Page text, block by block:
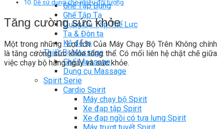
Ghế Tập Bụng
Ghế Tập Tạ
Dụng Cụ Tập Thể Lực
Tạ & Đòn tạ
Kệ để tạ
Thiết Bị Massage
Ghế Massage
Dụng cụ Massage
Spirit Serie
Cardio Spirit
Máy chạy bộ Spirit
Xe đạp tập Spirit
Xe đạp ngồi có tựa lưng Spirit
Dễ sử dụng cho nhiều đối tượng
Tăng cường sức khỏe
Một trong những Lợi Ích Của Máy Chạy Bộ Trên Không chính
là tăng cường sức khỏe tổng thể. ‏Có mối liên hệ chặt chẽ giữa
việc chạy bộ hằng ngày và sức khỏe.